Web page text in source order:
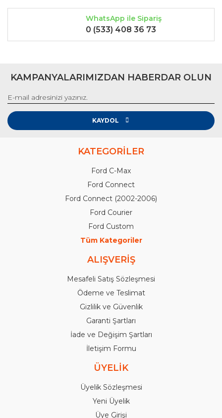
WhatsApp ile Sipariş
0 (533) 408 36 73
KAMPANYALARIMIZDAN HABERDAR OLUN
KAYDOL
KATEGORİLER
Ford C-Max
Ford Connect
Ford Connect (2002-2006)
Ford Courier
Ford Custom
Tüm Kategoriler
ALIŞVERİŞ
Mesafeli Satış Sözleşmesi
Ödeme ve Teslimat
Gizlilik ve Güvenlik
Garanti Şartları
İade ve Değişim Şartları
İletişim Formu
ÜYELİK
Üyelik Sözleşmesi
Yeni Üyelik
Üye Girişi